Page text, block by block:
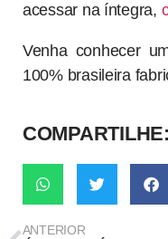
acessar na íntegra,
Venha conhecer
100% brasileira
COMPARTILHE:
ANTERIOR